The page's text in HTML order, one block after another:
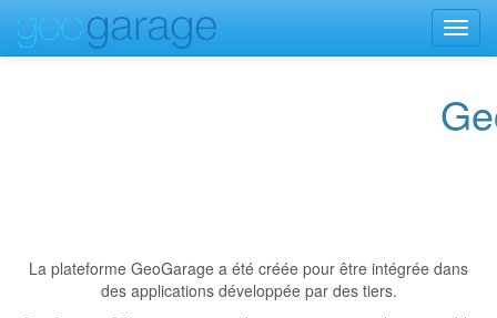
La plateforme GeoGarage a été créée pour être intégrée dans
des applications développée par des tiers.